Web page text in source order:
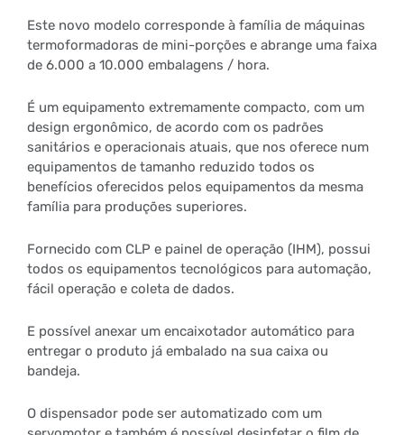
Este novo modelo corresponde à família de máquinas
termoformadoras de mini-porções e abrange uma faixa
de 6.000 a 10.000 embalagens / hora.
É um equipamento extremamente compacto, com um
design ergonômico, de acordo com os padrões
sanitários e operacionais atuais, que nos oferece num
equipamentos de tamanho reduzido todos os
benefícios oferecidos pelos equipamentos da mesma
família para produções superiores.
Fornecido com CLP e painel de operação (IHM), possui
todos os equipamentos tecnológicos para automação,
fácil operação e coleta de dados.
E possível anexar um encaixotador automático para
entregar o produto já embalado na sua caixa ou
bandeja.
O dispensador pode ser automatizado com um